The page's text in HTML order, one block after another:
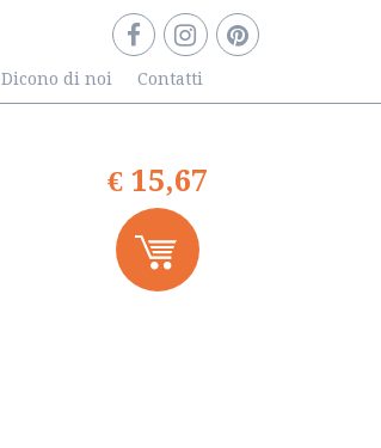
Dicono di noi Contatti
€ 15,67